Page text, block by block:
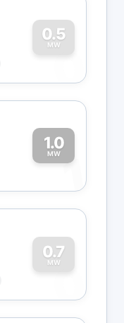
0.5
MW
0
1.0
MW1
0.7
MW
0